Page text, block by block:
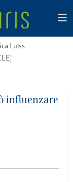
Luiss
influenzare